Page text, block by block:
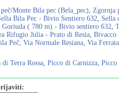
Monte Bila pec (Bela_pec), Zgornja
Bila Pec - Bivio Sentiero 632, Sella
Goriuda ( 780 m) - Bivio sentiero 632,
Rifugio Julia - Prato di Resia, Bivacco
Peč, Via Normale Resiana, Via
di Terra Rossa, Picco di Carnizza, Picco